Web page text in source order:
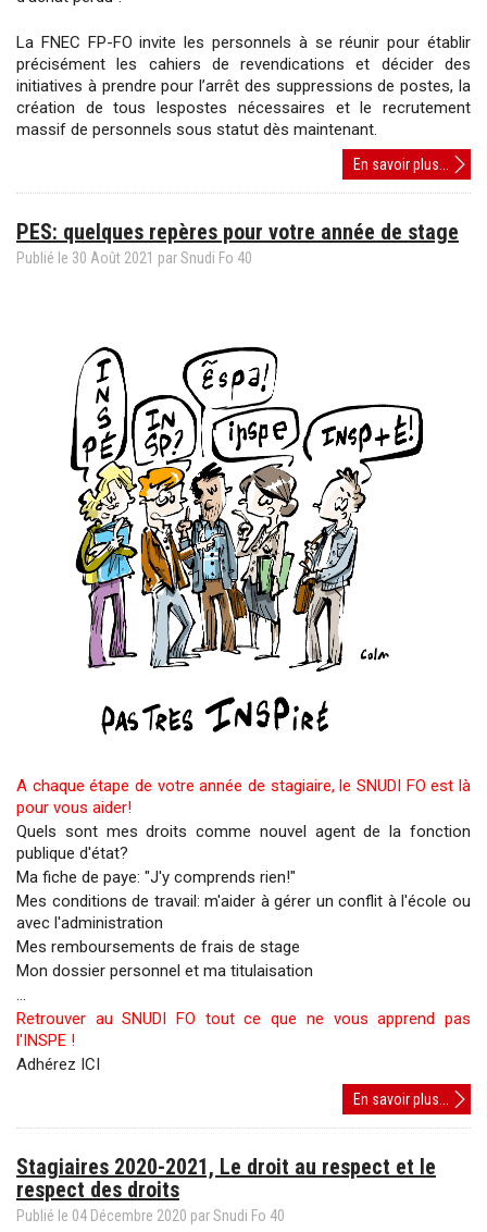
La FNEC FP-FO invite les personnels à se réunir pour établir
précisément les cahiers de revendications et décider des
initiatives à prendre pour l’arrêt des suppressions de postes, la
création de tous lespostes nécessaires et le recrutement
massif de personnels sous statut dès maintenant.
En savoir plus...
Pour
PES: quelques repères pour votre année de stage
Publié le 30 Août 2021 par Snudi Fo 40
A chaque étape de votre année de stagiaire, le SNUDI FO est là
pour vous aider!
Quels sont mes droits comme nouvel agent de la fonction
publique d'état?
Ma fiche de paye: "J'y comprends rien!"
Mes conditions de travail: m'aider à gérer un conflit à l'école ou
avec l'administration
Mes remboursements de frais de stage
Mon dossier personnel et ma titulaisation
...
Retrouver au SNUDI FO tout ce que ne vous apprend pas
l'INSPE !
Adhérez ICI
En savoir plus... PES:
Stagiaires 2020-2021, Le droit au respect et le
respect des droits
Publié le 04 Décembre 2020 par Snudi Fo 40